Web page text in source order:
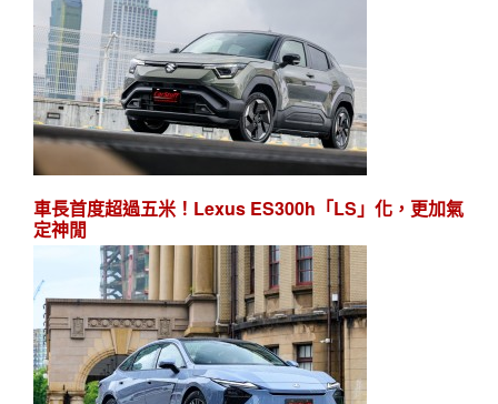
車長首度超過五米！Lexus ES300h「LS」化，更加氣
定神閒